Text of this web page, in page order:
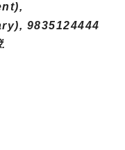
9835124444